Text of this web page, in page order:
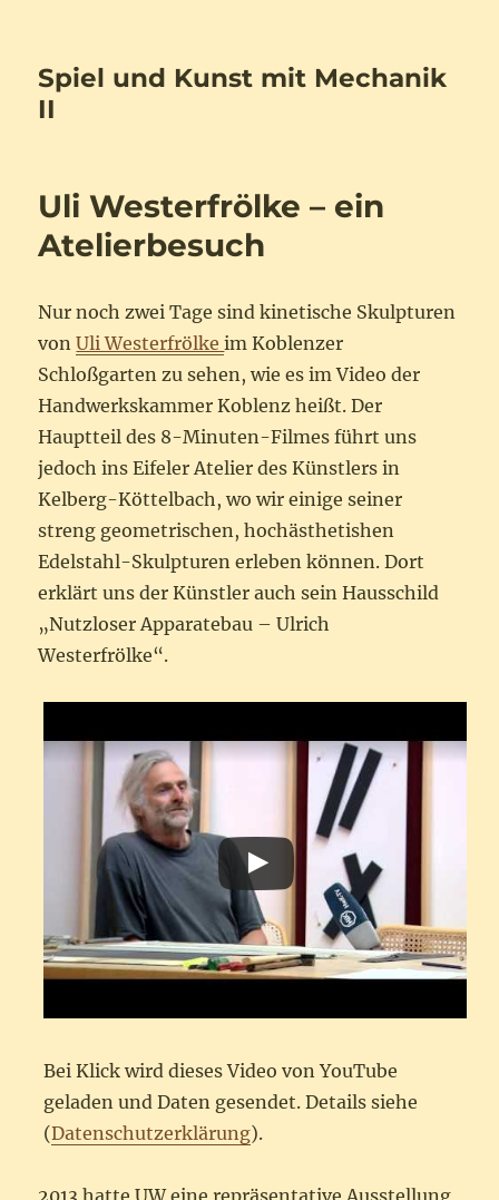
Spiel und Kunst mit Mechanik
II
Uli Westerfrölke – ein
Atelierbesuch
Nur noch zwei Tage sind kinetische Skulpturen
vonUli Westerfrölkeim Koblenzer
Schloßgarten zu sehen, wie es im Video der
Handwerkskammer Koblenz heißt. Der
Hauptteil des 8-Minuten-Filmes führt uns
jedoch ins Eifeler Atelier des Künstlers in
Kelberg-Köttelbach, wo wir einige seiner
streng geometrischen, hochästhetishen
Edelstahl-Skulpturen erleben können. Dort
erklärt uns der Künstler auch sein Hausschild
„Nutzloser Apparatebau – Ulrich
Westerfrölke“.
Bei Klick wird dieses Video von YouTube
geladen und Daten gesendet. Details siehe
(Datenschutzerklärung).